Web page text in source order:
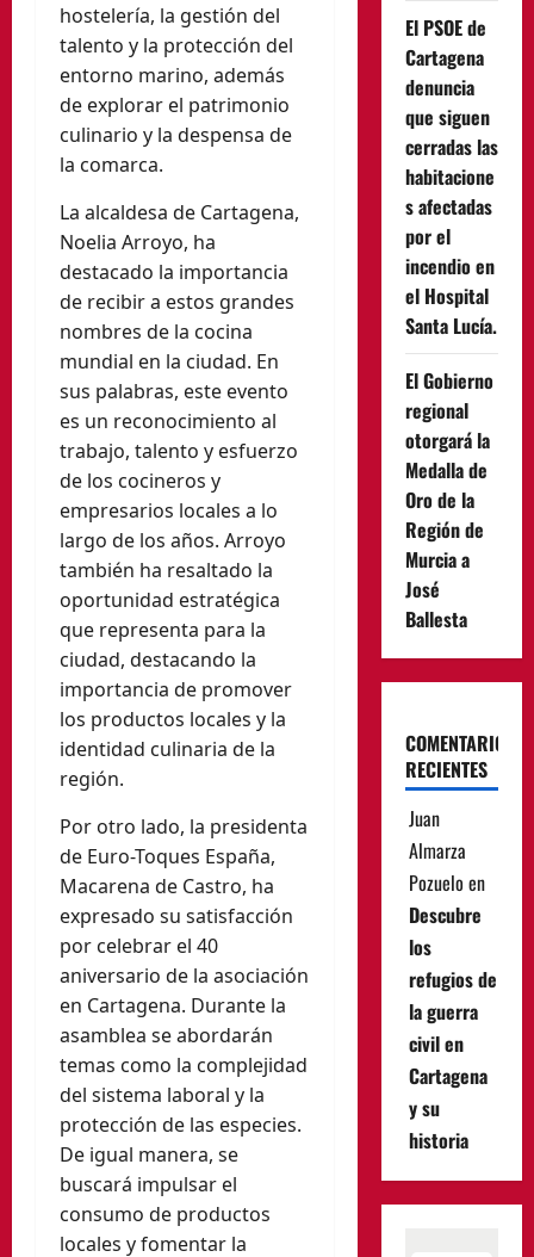
hostelería, la gestión del
talento y la protección del
entorno marino, además
de explorar el patrimonio
culinario y la despensa de
la comarca.
La alcaldesa de Cartagena,
Noelia Arroyo, ha
destacado la importancia
de recibir a estos grandes
nombres de la cocina
mundial en la ciudad. En
sus palabras, este evento
es un reconocimiento al
trabajo, talento y esfuerzo
de los cocineros y
empresarios locales a lo
largo de los años. Arroyo
también ha resaltado la
oportunidad estratégica
que representa para la
ciudad, destacando la
importancia de promover
los productos locales y la
identidad culinaria de la
región.
Por otro lado, la presidenta
de Euro-Toques España,
Macarena de Castro, ha
expresado su satisfacción
por celebrar el 40
aniversario de la asociación
en Cartagena. Durante la
asamblea se abordarán
temas como la complejidad
del sistema laboral y la
protección de las especies.
De igual manera, se
buscará impulsar el
consumo de productos
locales y fomentar la
El PSOE de
Cartagena
denuncia
que siguen
cerradas las
habitacione
s afectadas
por el
incendio en
el Hospital
Santa Lucía.
El Gobierno
regional
otorgará la
Medalla de
Oro de la
Región de
Murcia a
José
Ballesta
COMENTARIOS
RECIENTES
Juan
Almarza
Pozuelo en
Descubre
los
refugios de
la guerra
civil en
Cartagena
y su
historia